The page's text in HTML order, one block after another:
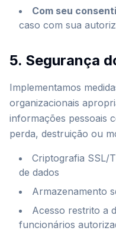
Com seu
caso com sua
5. Segurança
Implementamos
organizacionais
informações pessoais
perda, destruição ou
Criptografia SSL/
de dados
Armazenamento
Acesso restrito a
funcionários